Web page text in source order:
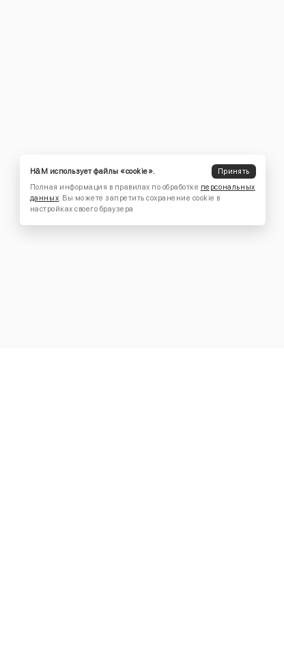
H&M использует файлы «cookie».
Принять
Полная информация в правилах по обработке персональных
данных. Вы можете запретить сохранение cookie в
настройках своего браузера